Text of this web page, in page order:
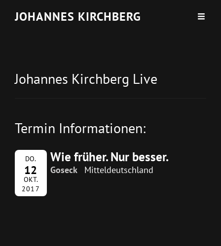
JOHANNES KIRCHBERG
Johannes Kirchberg Live
Termin Informationen:
DO.
12
OKT.
2017
Wie früher. Nur besser.
Goseck Mitteldeutschland